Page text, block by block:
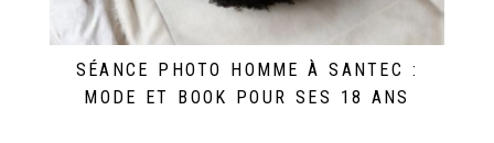
SÉANCE PHOTO HOMME À SANTEC :
MODE ET BOOK POUR SES 18 ANS